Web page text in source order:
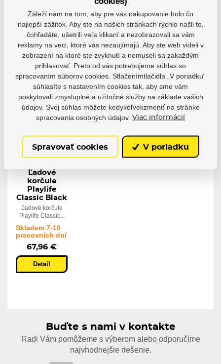
Skladem 7-10
pracovních dní
30,87 €
Detail
korčule Playlife...
Skladem 7-10
pracovních dní
61,78 €
41,38 €
Detail
Skladem 7-10
pracovních dní
13,39 €
Ľadové
korčule
Playlife
Classic Black
Ľadové korčule
Playlife Classic...
Skladem 7-10
pracovních dní
67,96 €
Detail
Buďte s nami v kontakte
Radi Vám pomôžeme s výberom alebo odporučíme
najvhodnejšie riešenie.
Záleží nám na tom, aby pre vás nakupovanie bolo čo
najlepší zážitok. Aby ste na našich stránkach rýchlo našli to,
čohľadáte, ušetrili veľa klikaní a nezobrazovali sa vám
reklamy na veci, ktoré vás nezaujímajú. Aby ste web videli v
zobrazení na ktoré ste zvyknutí a nemuseli sa zakaždým
prihlasovať. Preto od vás potrebujeme súhlas so
spracovaním súborov cookies. Stlačenímtlačidla „V poriadku“
súhlasíte s nastavením cookies tak, aby sme vám
poskytovali zmysluplné a užitočné služby na základe vašich
údajov. Svoj súhlas môžete kedykoľvekzmeniť na stránke
spracovania osobných údajov. Viac informácií
Spravovať cookies V poriadku